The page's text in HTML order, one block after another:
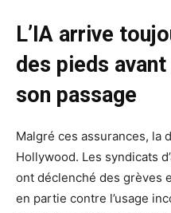
L’IA arrive
des pieds
son passage
Malgré ces assurances, la
Hollywood. Les syndicats
ont déclenché des grèves
en partie contre l’usage